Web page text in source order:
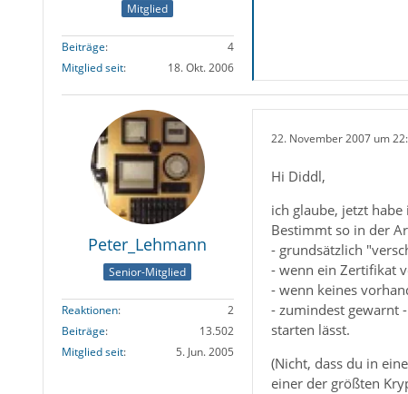
Mitglied
Beiträge
4
Mitglied seit
18. Okt. 2006
Peter_Lehmann
Senior-Mitglied
Reaktionen
2
Beiträge
13.502
Mitglied seit
5. Jun. 2005
22. November 2007 um
Hi Diddl,
ich glaube, jetzt
Bestimmt so in der
- grundsätzlich
- wenn ein Zertifikat
- wenn keines
- zumindest gewarnt
starten lässt.
(Nicht, dass du in
einer der größten